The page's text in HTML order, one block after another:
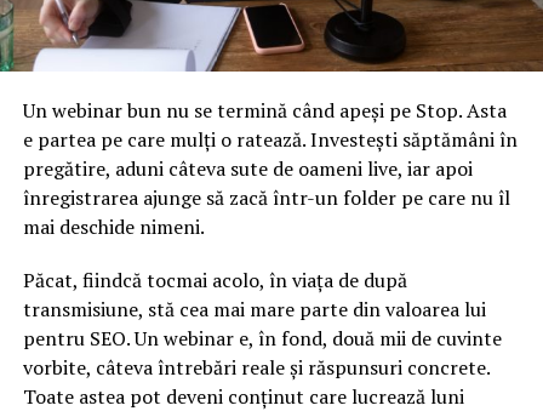
URMATORUL
Emoţii mari pentru Laura Codruţa Kovesi! Este anchetată
din nou
NU RATATI
Surprize la cea mai mare companie din România. Prima
dată când fac profit mare din vânzarea de curent
electric
Un webinar bun nu se termină când apeși pe Stop. Asta
e partea pe care mulți o ratează. Investești săptămâni în
pregătire, aduni câteva sute de oameni live, iar apoi
înregistrarea ajunge să zacă într-un folder pe care nu îl
mai deschide nimeni.
Păcat, fiindcă tocmai acolo, în viața de după
transmisiune, stă cea mai mare parte din valoarea lui
pentru SEO. Un webinar e, în fond, două mii de cuvinte
vorbite, câteva întrebări reale și răspunsuri concrete.
Toate astea pot deveni conținut care lucrează luni